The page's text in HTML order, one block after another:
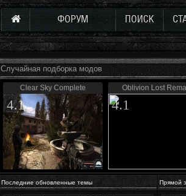
ФОРУМ ПОИСК
Случайная подборка модов
Clear Sky Complete
4.1
Oblivion Lost
4.1
Последние обновленные темы Прямой